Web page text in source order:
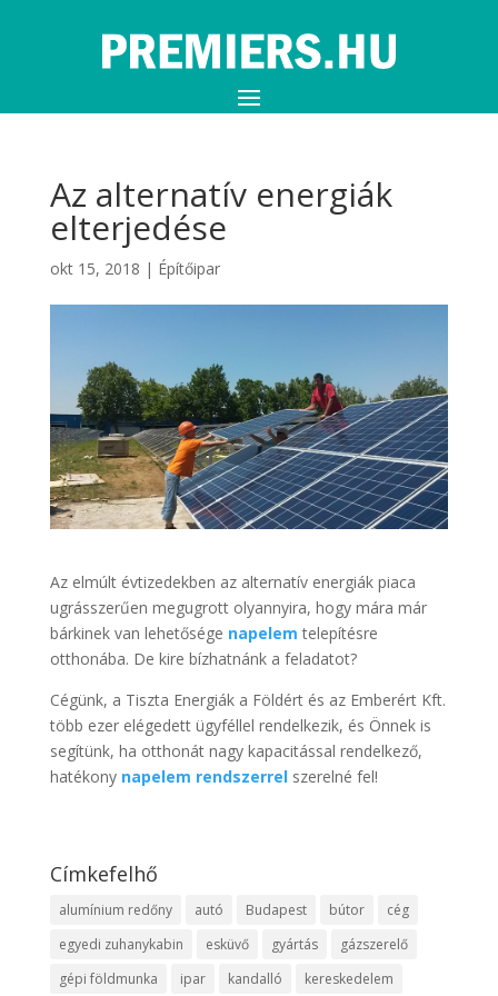
Az alternatív energiák
elterjedése
okt 15, 2018 | Építőipar
Az elmúlt évtizedekben az alternatív energiák piaca
ugrásszerűen megugrott olyannyira, hogy mára már
bárkinek van lehetősége napelem telepítésre
otthonába. De kire bízhatnánk a feladatot?
Cégünk, a Tiszta Energiák a Földért és az Emberért Kft.
több ezer elégedett ügyféllel rendelkezik, és Önnek is
segítünk, ha otthonát nagy kapacitással rendelkező,
hatékony napelem rendszerrelszerelné fel!
Címkefelhő
alumínium redőny autó Budapest bútor
cég
egyedi zuhanykabin
esküvő gyártás
gázszerelő
gépi földmunka
ipar kandalló kereskedelem